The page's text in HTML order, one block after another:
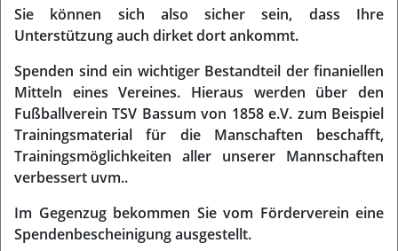
Sie können sich also sicher sein, dass Ihre
Unterstützung auch dirket dort ankommt.
Spenden sind ein wichtiger Bestandteil der finaniellen
Mitteln eines Vereines. Hieraus werden über den
Fußballverein TSV Bassum von 1858 e.V. zum Beispiel
Trainingsmaterial für die Manschaften beschafft,
Trainingsmöglichkeiten aller unserer Mannschaften
verbessert uvm..
Im Gegenzug bekommen Sie vom Förderverein eine
Spendenbescheinigung ausgestellt.